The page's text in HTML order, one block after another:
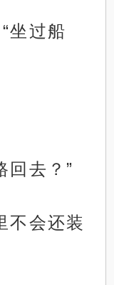
坐过船
回去？”
会还装